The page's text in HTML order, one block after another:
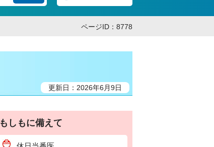
ページID：8778
更新日：2026年6月9日
もしもに備えて